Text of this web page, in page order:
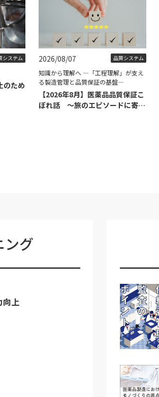
システム
のため
2026/08/07 品質システム
知識から理解へ ―「工程理解」が支え
る製造管理と品質保証の基盤―
【2026年8月】医薬品品質保証こ
ぼれ話 ～旅のエピソードに寄せ
ング
向上